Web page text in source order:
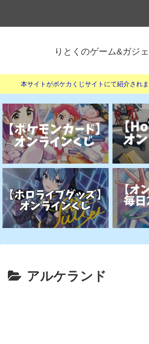
りとくのゲーム&ガジ
本サイトがポケカくじサイトにて紹介され
アルケランド